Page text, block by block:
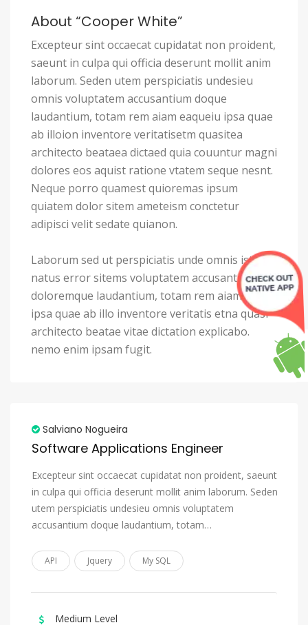
About “Cooper White”
Excepteur sint occaecat cupidatat non proident,
saeunt in culpa qui officia deserunt mollit anim
laborum. Seden utem perspiciatis undesieu
omnis voluptatem accusantium doque
laudantium, totam rem aiam eaqueiu ipsa quae
ab illoion inventore veritatisetm quasitea
architecto beataea dictaed quia couuntur magni
dolores eos aquist ratione vtatem seque nesnt.
Neque porro quamest quioremas ipsum
quiatem dolor sitem ameteism conctetur
adipisci velit sedate quianon.
Laborum sed ut perspiciatis unde omnis iste
natus error sitems voluptatem accusantium
doloremque laudantium, totam rem aiam eaque
ipsa quae ab illo inventore veritatis etna quasi
architecto beatae vitae dictation explicabo.
nemo enim ipsam fugit.
Salviano Nogueira
Software Applications Engineer
Excepteur sint occaecat cupidatat non proident, saeunt
in culpa qui officia deserunt mollit anim laborum. Seden
utem perspiciatis undesieu omnis voluptatem
accusantium doque laudantium, totam…
API Jquery My SQL
Medium Level